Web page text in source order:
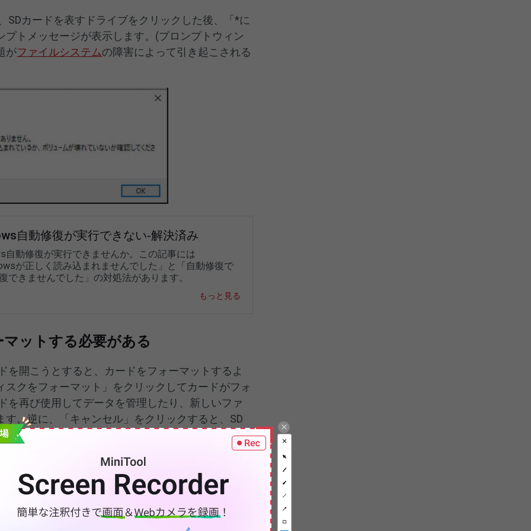
SDカードを表すドライブをクリックした後、「*に
トメッセージが表示します。(プロンプトウィン
がファイルシステムの障害によって引き起こされる
自動修復が実行できない‐解決済み
自動修復が実行できませんか。この記事には
が正しく読み込まれませんでした」と「自動修復で
できませんでした」の対処法があります。
もっと見る
ットする必要がある
を開こうとすると、カードをフォーマットするよ
クをフォーマット」をクリックしてカードがフォ
を再び使用してデータを管理したり、新しいファ
。逆に、「キャンセル」をクリックすると、SD
。